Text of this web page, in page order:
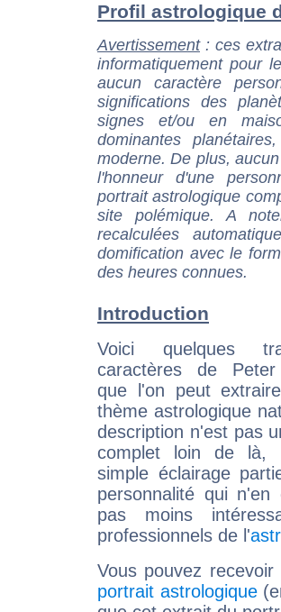
Profil astrologique
Avertissement: ces
informatiquement pour
aucun caractère
significations des
signes et/ou en
dominantes
moderne. De plus,
l'honneur d'une
portrait astrologique
site polémique. A
recalculées
domification avec le
des heures connues.
Introduction
Voici quelques
caractères de
que l'on peut
thème astrologique
description n'est pas
complet loin de là,
simple éclairage
personnalité qui n'en
pas moins
professionnels de l'
Vous pouvez
portrait astrologique